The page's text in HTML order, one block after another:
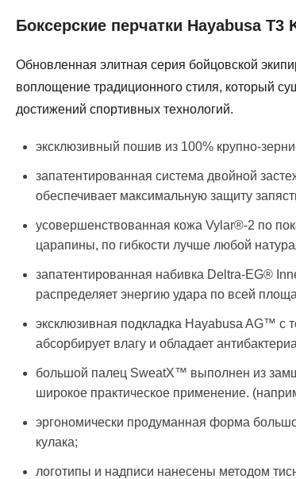
Боксерские перчатки Hayabusa T3
Обновленная элитная серия бойцовской
воплощение традиционного стиля, который
достижений спортивных технологий.
эксклюзивный пошив из 100% крупно-
запатентированная система двойной
обеспечивает максимальную защиту
усовершенствованная кожа Vylar®-2 по
царапины, по гибкости лучше любой
запатентированная набивка Deltra-EG®
распределяет энергию удара по всей
эксклюзивная подкладка Hayabusa AG™
абсорбирует влагу и обладает
большой палец SweatX™ выполнен из
широкое практическое применение.
эргономически продуманная форма
кулака;
логотипы и надписи нанесены методом